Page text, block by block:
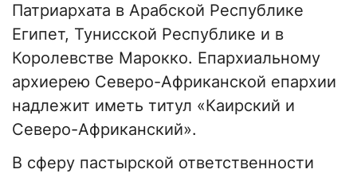
Патриархата в Арабской Республике
Египет, Тунисской Республике и в
Королевстве Марокко. Епархиальному
архиерею Северо-Африканской епархии
надлежит иметь титул «Каирский и
Северо-Африканский».
В сферу пастырской ответственности